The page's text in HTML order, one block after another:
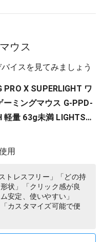
ウス
イスを見てみましょう
X SUPERLIGHT ワ
ーミングマウス G-PPD-
軽量 63g未満 LIGHTSP
25Kセンサー POWERPLA
対応 ゲーミング マウス
用
トレスフリー」「どの持
状」「クリック感が良
安定、使いやすい」
カスタマイズ可能で便